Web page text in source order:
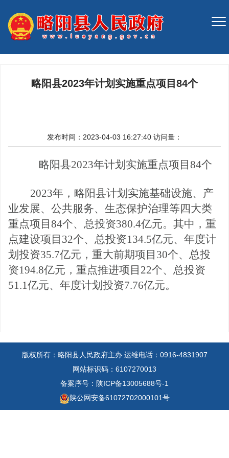
略阳县2023年计划实施重点项目84个
发布时间：2023-04-03 16:27:40 访问量：
略阳县2023年计划实施重点项目 84个
2023年，略阳县计划实施基础设施、产
业发展、公共服务、生态保护治理等四大类
重点项目84个、总投资380.4亿元。其中，重
点建设项目32个、总投资134.5亿元、年度计
划投资35.7亿元，重大前期项目30个、总投
资194.8亿元，重点推进项目22个、总投资
51.1亿元、年度计划投资7.76亿元。
版权所有：略阳县人民政府主办 运维电话：0916-4831907
网站标识码：6107270013
备案序号：陕ICP备13005688号-1
陕公网安备61072702000101号